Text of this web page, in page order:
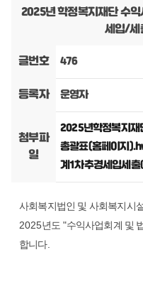
2025년 학정복지재단 수
세입/세
글번호
476
등록자 운영자
첨부파
일
2025년학정복지재
총괄표(홈페이지
계1차추경세입세
사회복지법인 및 사회복지시
2025년도 "수익사업회계 및
합니다.